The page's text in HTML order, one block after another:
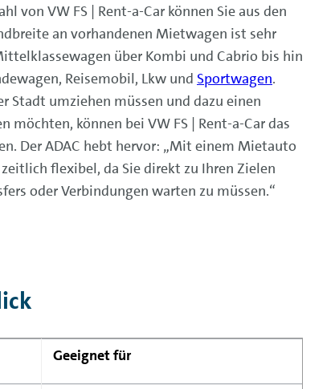
von VW FS | Rent-a-Car können Sie aus den
an vorhandenen Mietwagen ist sehr
über Kombi und Cabrio bis hin
Reisemobil, Lkw und Sportwagen.
Stadt umziehen müssen und dazu einen
möchten, können bei VW FS | Rent-a-Car das
Der ADAC hebt hervor: „Mit einem Mietauto
flexibel, da Sie direkt zu Ihren Zielen
oder Verbindungen warten zu müssen.“
Geeignet für